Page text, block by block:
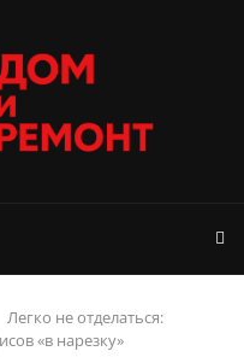
Легко не отделаться:
«в нарезку»